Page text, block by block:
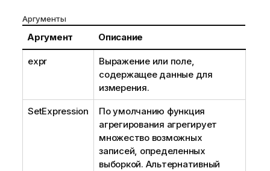
Аргументы
Аргумент Описание
expr
Выражение или поле,
содержащее данные для
измерения.
SetExpression
По умолчанию функция
агрегирования агрегирует
множество возможных
записей, определенных
выборкой. Альтернативный